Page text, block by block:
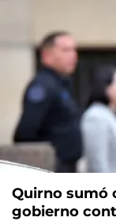
Quirno sumó
gobierno